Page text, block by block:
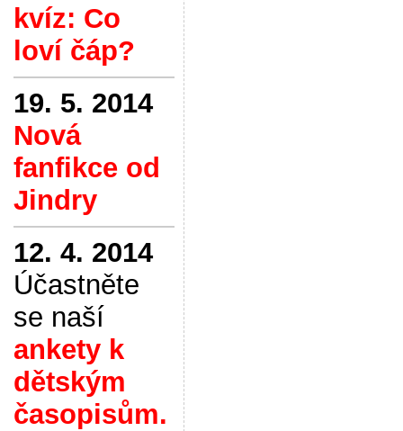
kvíz: Co
loví čáp?
19. 5. 2014
Nová
fanfikce od
Jindry
12. 4. 2014
Účastněte
se naší
ankety k
dětským
časopisům.